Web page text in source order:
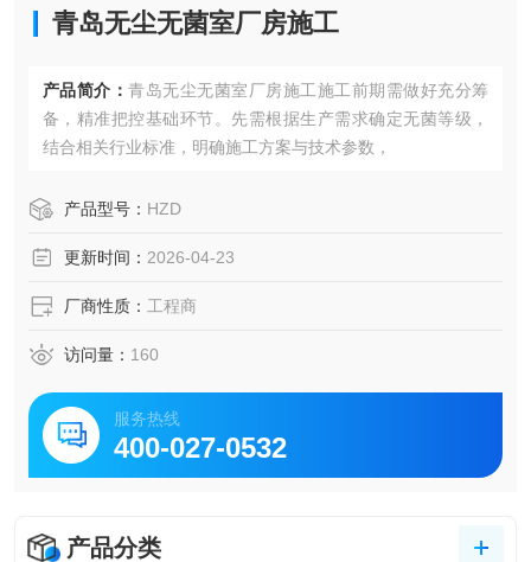
青岛无尘无菌室厂房施工
产品简介： 青岛无尘无菌室厂房施工施工前期需做好充分筹
备，精准把控基础环节。先需根据生产需求确定无菌等级，
结合相关行业标准，明确施工方案与技术参数，
产品型号： HZD
更新时间： 2026-04-23
厂商性质： 工程商
访问量： 160
服务热线
400-027-0532
产品分类